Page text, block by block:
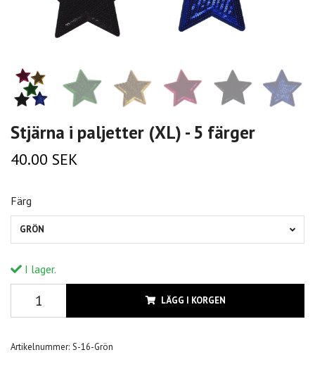
Stjärna i paljetter (XL) - 5 färger
40.00 SEK
Färg
GRÖN
I lager.
LÄGG I KORGEN
Artikelnummer: S-16-Grön